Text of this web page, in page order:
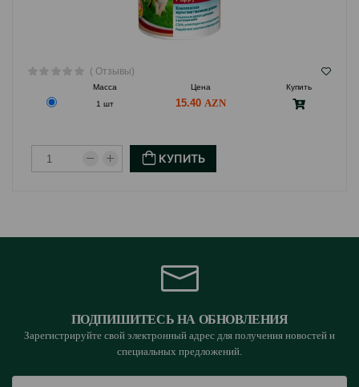
( Отзывы)
Масса Цена
Купить
1 шт
15.40
КУПИТЬ
ПОДПИШИТЕСЬ НА ОБНОВЛЕНИЯ
Зарегистрируйте свой электронный адрес для получения новостей и
специальных предложений.